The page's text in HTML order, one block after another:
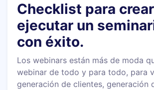
Checklist para
ejecutar un
con éxito.
Los webinars están más de moda
webinar de todo y para todo, para
generación de clientes, generación